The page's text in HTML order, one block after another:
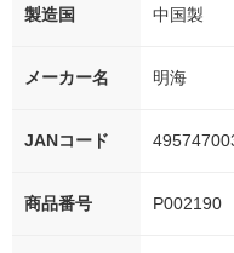
製造国 中国製
メーカー名 明海
JANコード
商品番号 P002190